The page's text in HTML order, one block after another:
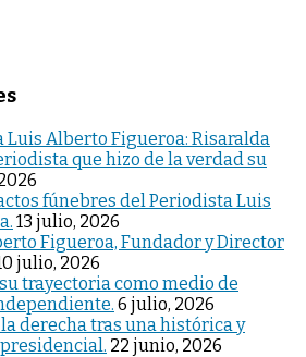
Luis Alberto Figueroa: Risaralda
que hizo de la verdad su
fúnebres del Periodista Luis
13 julio, 2026
Figueroa, Fundador y Director
julio, 2026
trayectoria como medio de
6 julio, 2026
derecha tras una histórica y
22 junio, 2026